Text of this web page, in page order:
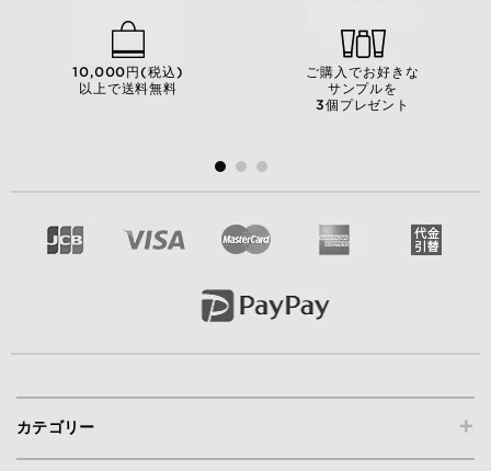
10,000円(税込)
以上で送料無料
ご購入でお好きな
サンプルを
3個プレゼント
+
カテゴリー